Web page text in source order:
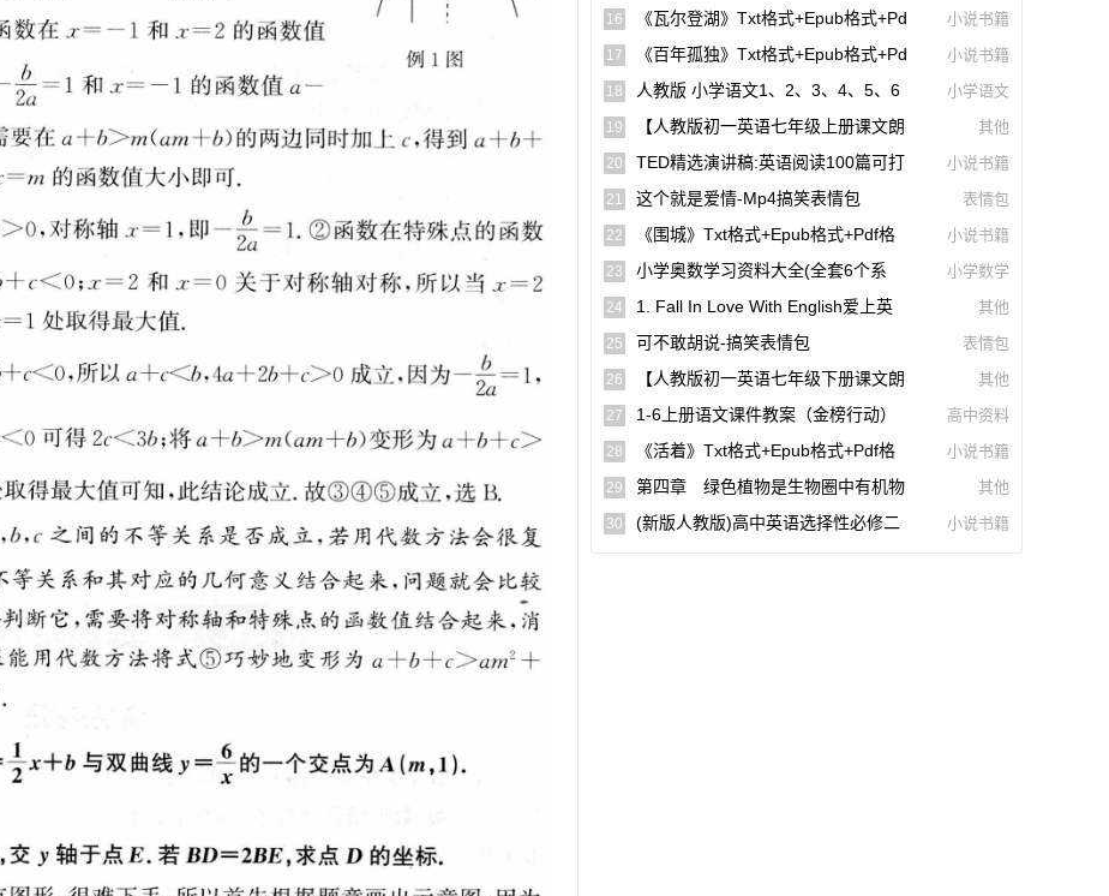
课文朗读录音听力mp3
16
《瓦尔登湖》txt格式+epub格式+pd
F格式下载（一生必读的60部名著）【A0
0614】
小说书籍
17
《百年孤独》txt格式+epub格式+pd
F格式下载（一生必读的60部名著）【A0
0561】
小说书籍
18
人教版 小学语文1、2、3、4、5、6
年级课本(电子版pdf)
小学语文
19
【人教版初一英语七年级上册课文朗
读听力mp3】Starter Unit 1 Good Morni
Ng!
其他
20
TED精选演讲稿:英语阅读100篇可打
印高清PDF电子版配套双语视频【A0049
4】
小说书籍
21 这个就是爱情-Mp4搞笑表情包 表情包
22
《围城》txt格式+epub格式+pdf格
式下载【A00615】
小说书籍
23
小学奥数学习资料大全(全套6个系
列)【A00231】
小学数学
24
1. Fall In Love With English爱上英
语(40篇英语短文搞定高中高考3500个单
词)
其他
25 可不敢胡说-搞笑表情包 表情包
26
【人教版初一英语七年级下册课文朗
读听力mp3】Unit 2
其他
27
1-6上册语文课件教案（金榜行动）
(docx,pdf,电子版)【A02960-005】
高中资料
28
《活着》txt格式+epub格式+pdf格
式下载（一生必读的60部名著）【A0055
9】
小说书籍
29
第四章 绿色植物是生物圈中有机物
的制造者(思维导图|教材知识全解|经典例
其他
30
(新版人教版)高中英语选择性必修二
小说书籍